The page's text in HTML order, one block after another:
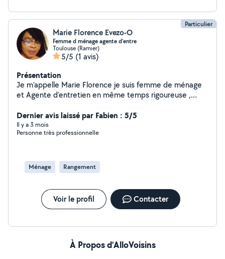
Particulier
Marie Florence Evezo-O
Femme d ménage agente d'entre
Toulouse (Ramier)
5/5 (1 avis)
Présentation
Je m'appelle Marie Florence je suis femme de ménage
et Agente d'entretien en même temps rigoureuse ,
m'écrire je suis disponible pour vous
Dernier avis laissé par Fabien : 5/5
Il y a 3 mois
Personne très professionnelle
Ménage Rangement
Voir le profil Contacter
À Propos d’AlloVoisins